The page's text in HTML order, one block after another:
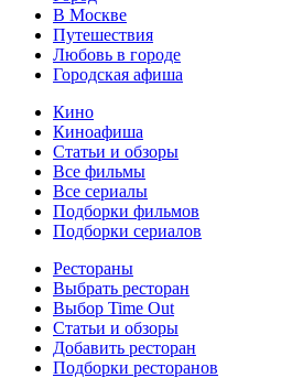
В Москве
Путешествия
Любовь в городе
Городская афиша
Кино
Киноафиша
Статьи и обзоры
Все фильмы
Все сериалы
Подборки фильмов
Подборки сериалов
Рестораны
Выбрать ресторан
Выбор Time Out
Статьи и обзоры
Добавить ресторан
Подборки ресторанов